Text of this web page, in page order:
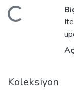
Yükleniyor...
Koleksiyon